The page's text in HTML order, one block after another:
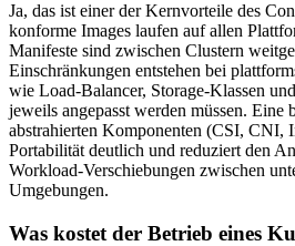
Ja, das ist einer der Kernvorteile des
konforme Images laufen auf allen
Manifeste sind zwischen Clustern
Einschränkungen entstehen bei
wie Load-Balancer, Storage-Klassen
jeweils angepasst werden müssen. Eine
abstrahierten Komponenten (CSI, CNI,
Portabilität deutlich und reduziert den
Workload-Verschiebungen zwischen
Umgebungen.
Was kostet der Betrieb eines